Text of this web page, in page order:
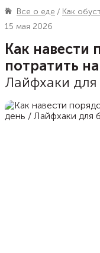
Все о еде
Как
15 мая 2026
Как навести
потратить
Лайфхаки